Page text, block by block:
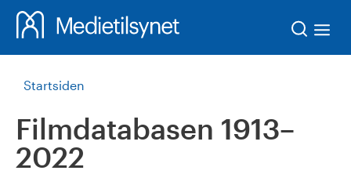
Startsiden
Filmdatabasen 1913–
2022